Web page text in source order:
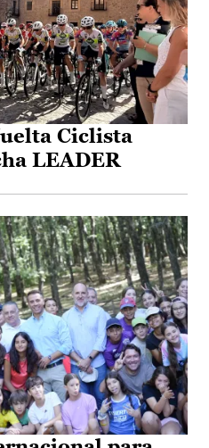
Ciclista
LEADER